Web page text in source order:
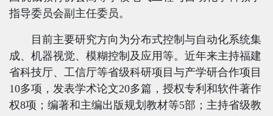
指导委员会副主任委员。
目前主要研究方向为分布式控制与自动化系统集
成、机器视觉、模糊控制及应用等。近年来主持福建
省科技厅、工信厅等省级科研项目与产学研合作项目
10多项，发表学术论文20多篇，授权专利和软件著作
权8项；编著和主编出版规划教材等5部；主持省级教